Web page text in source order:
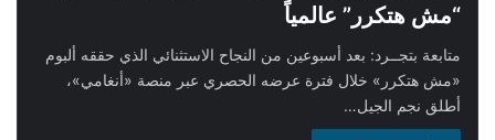
“مش هتكرر” عالمياً
متابعة بتجــرد: بعد أسبوعين من النجاح الاستثنائي الذي حققه ألبوم
«مش هتكرر» خلال فترة عرضه الحصري عبر منصة «أنغامي»،
أطلق نجم الجيل…